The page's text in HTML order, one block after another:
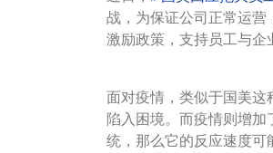
战，为保证公司正常运营
激励政策，支持员工与企
面对疫情，类似于国美这
陷入困境。而疫情则增
统，那么它的反应速度可